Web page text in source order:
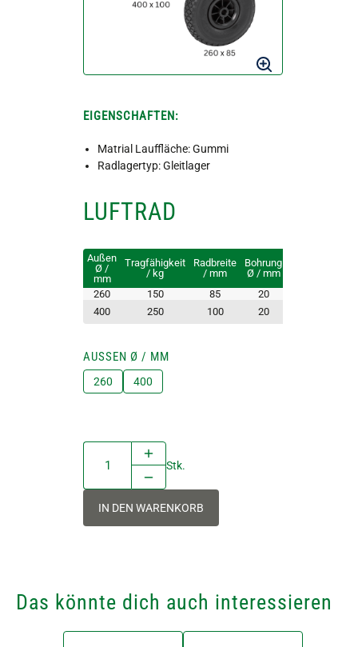
EIGENSCHAFTEN:
Matrial Lauffläche: Gummi
Radlagertyp: Gleitlager
LUFTRAD
Außen
Ø /
mm
Tragfähigkeit
/ kg
Radbreite
/ mm
Bohrung
Ø / mm
260 150 85 20
400
250 100 20
AUSSEN Ø / MM
260 400
Stk.
IN DEN WARENKORB
Das könnte dich auch interessieren